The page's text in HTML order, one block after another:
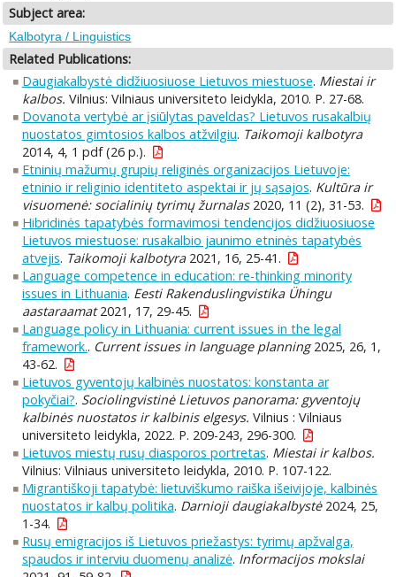
Subject area:
Kalbotyra / Linguistics
Related Publications:
Daugiakalbystė didžiuosiuose Lietuvos miestuose. Miestai ir
kalbos. Vilnius: Vilniaus universiteto leidykla, 2010. P. 27-68.
Dovanota vertybė ar įsiūlytas paveldas? Lietuvos rusakalbių
nuostatos gimtosios kalbos atžvilgiu. Taikomoji kalbotyra
2014, 4, 1 pdf (26 p.).
Etninių mažumų grupių religinės organizacijos Lietuvoje:
etninio ir religinio identiteto aspektai ir jų sąsajos. Kultūra ir
visuomenė: socialinių tyrimų žurnalas2020, 11 (2), 31-53.
Hibridinės tapatybės formavimosi tendencijos didžiuosiuose
Lietuvos miestuose: rusakalbio jaunimo etninės tapatybės
atvejis. Taikomoji kalbotyra2021, 16, 25-41.
Language competence in education: re-thinking minority
issues in Lithuania. Eesti Rakenduslingvistika Ühingu
aastaraamat2021, 17, 29-45.
Language policy in Lithuania: current issues in the legal
framework.. Current issues in language planning2025, 26, 1,
43-62.
Lietuvos gyventojų kalbinės nuostatos: konstanta ar
pokyčiai?. Sociolingvistinė Lietuvos panorama: gyventojų
kalbinės nuostatos ir kalbinis elgesys. Vilnius : Vilniaus
universiteto leidykla, 2022. P. 209-243, 296-300.
Lietuvos miestų rusų diasporos portretas. Miestai ir kalbos.
Vilnius: Vilniaus universiteto leidykla, 2010. P. 107-122.
Migrantiškoji tapatybė: lietuviškumo raiška išeivijoje, kalbinės
nuostatos ir kalbų politika. Darnioji daugiakalbystė2024, 25,
1-34.
Rusų emigracijos iš Lietuvos priežastys: tyrimų apžvalga,
spaudos ir interviu duomenų analizė. Informacijos mokslai